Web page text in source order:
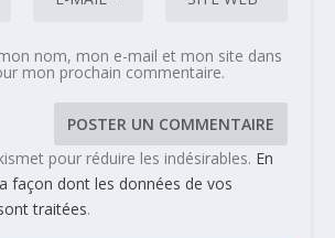
nom, mon e-mail et mon site dans
mon prochain commentaire.
pour réduire les indésirables. En
façon dont les données de vos
traitées.